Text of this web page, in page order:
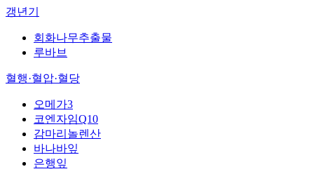
갱년기
회화나무추출물
루바브
혈행·혈압·혈당
오메가3
코엔자임Q10
감마리놀렌산
바나바잎
은행잎